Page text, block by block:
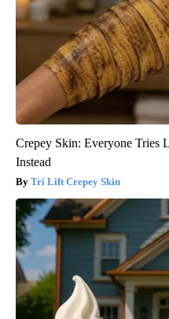
Crepey Skin: Everyone Tries
Instead
Tri Lift Crepey Skin